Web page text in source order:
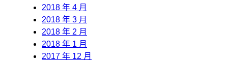
2018 年 4 月
2018 年 3 月
2018 年 2 月
2018 年 1 月
2017 年 12 月